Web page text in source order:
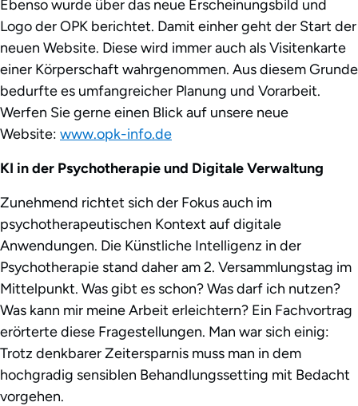
Ebenso wurde über das neue Erscheinungsbild und
Logo der OPK berichtet. Damit einher geht der Start der
neuen Website. Diese wird immer auch als Visitenkarte
einer Körperschaft wahrgenommen. Aus diesem Grunde
bedurfte es umfangreicher Planung und Vorarbeit.
Werfen Sie gerne einen Blick auf unsere neue
Website: www.opk-info.de
KI in der Psychotherapie und Digitale Verwaltung
Zunehmend richtet sich der Fokus auch im
psychotherapeutischen Kontext auf digitale
Anwendungen. Die Künstliche Intelligenz in der
Psychotherapie stand daher am 2. Versammlungstag im
Mittelpunkt. Was gibt es schon? Was darf ich nutzen?
Was kann mir meine Arbeit erleichtern? Ein Fachvortrag
erörterte diese Fragestellungen. Man war sich einig:
Trotz denkbarer Zeitersparnis muss man in dem
hochgradig sensiblen Behandlungssetting mit Bedacht
vorgehen.